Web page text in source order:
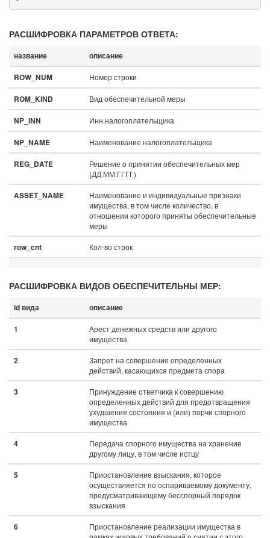
РАСШИФРОВКА ПАРАМЕТРОВ ОТВЕТА:
название описание
ROW_NUM Номер строки
ROM_KIND Вид обеспечительной меры
NP_INN Инн налогоплательщика
NP_NAME Наименование налогоплательщика
REG_DATE
Решение о принятии обеспечительных мер
(ДД.ММ.ГГГГ)
ASSET_NAME
Наименование и индивидуальные признаки
имущества, в том числе количество, в
отношении которого приняты обеспечительные
меры
row_cnt Кол-во строк
РАСШИФРОВКА ВИДОВ ОБЕСПЕЧИТЕЛЬНЫ МЕР:
id вида описание
1
Арест денежных средств или другого
имущества
2
Запрет на совершение определенных
действий, касающихся предмета спора
3
Принуждение ответчика к совершению
определенных действий для предотвращения
ухудшения состояния и (или) порчи спорного
имущества
4
Передача спорного имущества на хранение
другому лицу, в том числе истцу
5
Приостановление взыскания, которое
осуществляется по оспариваемому документу,
предусматривающему бесспорный порядок
взыскания
6
Приостановление реализации имущества в